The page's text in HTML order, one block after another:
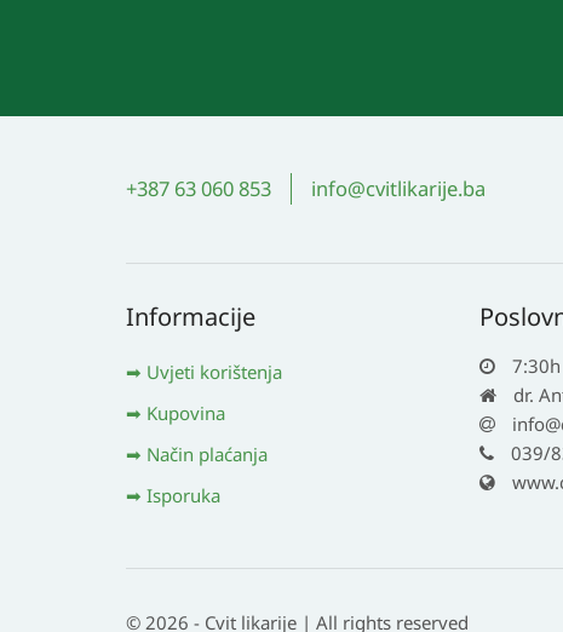
+387 63 060 853 info@cvitlikarije.ba
Informacije
Uvjeti korištenja
Kupovina
Način plaćanja
Isporuka
dr.
039/
© 2026 - Cvit likarije | All rights reserved